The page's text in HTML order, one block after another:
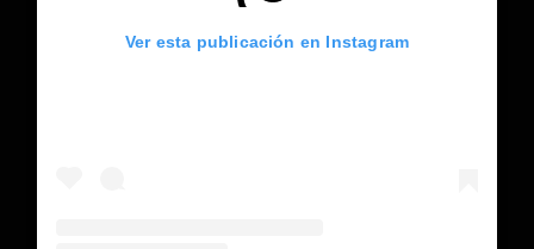
Ver esta publicación en Instagram